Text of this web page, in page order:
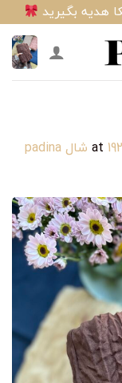
شال padina